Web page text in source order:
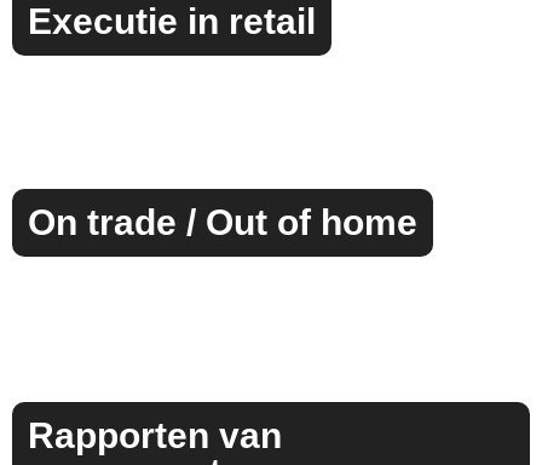
Executie in retail
On trade / Out of home
Rapporten van